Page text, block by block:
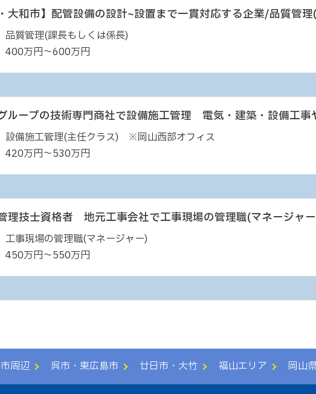
大和市】配管設備の設計~設置まで一貫対応する企業/品質管
品質管理(課長もしくは係長)
400万円～600万円
ループの技術専門商社で設備施工管理 電気・建築・設備工
設備施工管理(主任クラス) ※岡山西部オフィス
420万円～530万円
理技士資格者 地元工事会社で工事現場の管理職(マネージャ
工事現場の管理職(マネージャー)
450万円～550万円
周辺 呉市・東広島市 廿日市・大竹 福山エリア 岡山